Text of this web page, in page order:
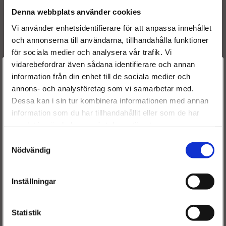
Denna webbplats använder cookies
Vi använder enhetsidentifierare för att anpassa innehållet
och annonserna till användarna, tillhandahålla funktioner
för sociala medier och analysera vår trafik. Vi
vidarebefordrar även sådana identifierare och annan
information från din enhet till de sociala medier och
annons- och analysföretag som vi samarbetar med.
Dessa kan i sin tur kombinera informationen med annan
information som du har tillhandahållit eller som de har
Nödvändig
Inställningar
Statistik
71791255
71794071
55184536
55192096
93169113
93177373
93183910
0000071794966
55176442
55197875
71793240
1538758
Välkommen till
Dieselspecialisten.se
För att förbättra din upplevelse på vår hemsida ber vi dig
välja vilken kategori du tillhör